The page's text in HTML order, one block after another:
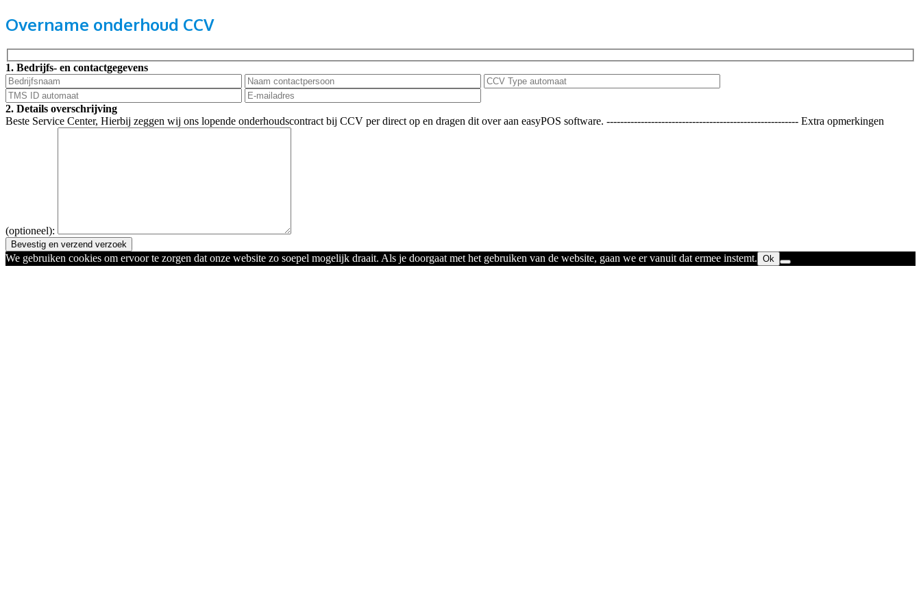
Overname onderhoud CCV
1. Bedrijfs- en contactgegevens
2. Details overschrijving
Beste Service Center, Hierbij zeggen wij ons lopende onderhoudscontract bij CCV per direct op en dragen dit over aan easyPOS software. -------------------------------------------------------- Extra opmerkingen
(optioneel):
We gebruiken cookies om ervoor te zorgen dat onze website zo soepel mogelijk draait. Als je doorgaat met het gebruiken van de website, gaan we er vanuit dat ermee instemt. Ok